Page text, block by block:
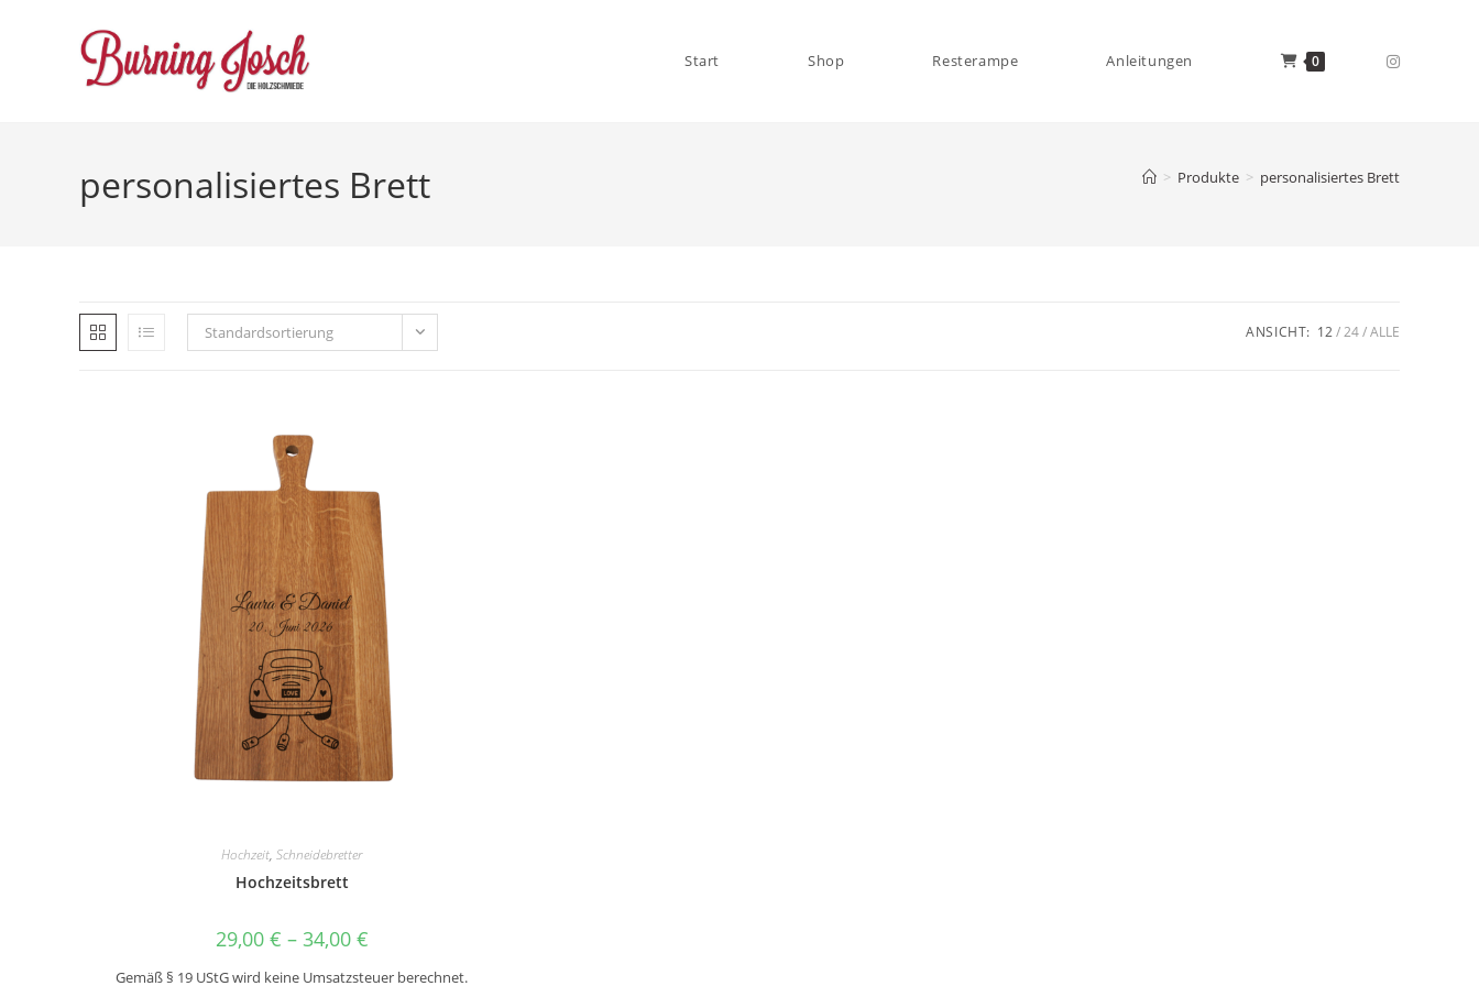
Start Shop Resterampe Anleitungen 0
personalisiertes Brett > Produkte > personalisiertes Brett
Standardsortierung ANSICHT: 12 24 ALLE
Hochzeit,Schneidebretter
Hochzeitsbrett
29,00 € – 34,00 €
Gemäß § 19 UStG wird keine Umsatzsteuer berechnet.